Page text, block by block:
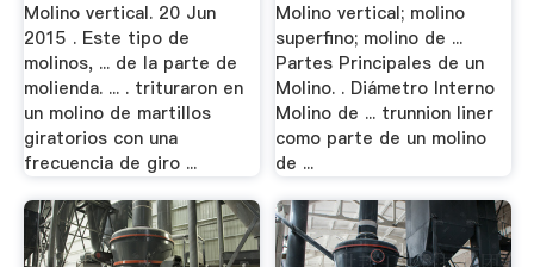
Molino vertical. 20 Jun
2015 . Este tipo de
molinos, ... de la parte de
molienda. ... . trituraron en
un molino de martillos
giratorios con una
frecuencia de giro ...
Molino vertical; molino
superfino; molino de ...
Partes Principales de un
Molino. . Diámetro Interno
Molino de ... trunnion liner
como parte de un molino
de ...